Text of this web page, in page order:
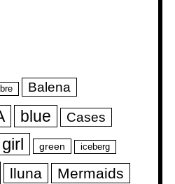
Balena
blue Cases
girl green iceberg
lluna Mermaids